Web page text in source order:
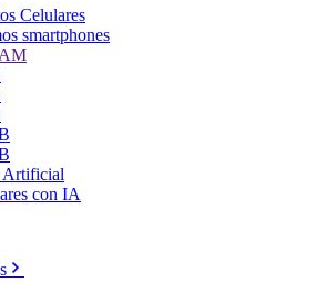
Celulares
smartphones
Artificial
con IA